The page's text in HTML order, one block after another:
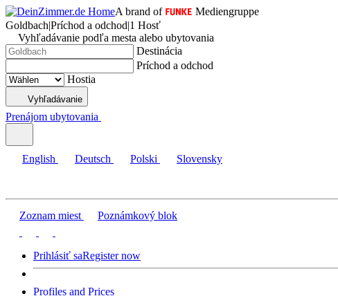
A brand of
Mediengruppe
Goldbach|Príchod a odchod|1 Hosť
Vyhľadávanie podľa mesta alebo ubytovania
Destinácia
Príchod a odchod
Hostia
Vyhľadávanie
Prenájom ubytovania
English Deutsch Polski Slovensky
Zoznam miest Poznámkový blok
Prihlásiť saRegister now
Profiles and Prices